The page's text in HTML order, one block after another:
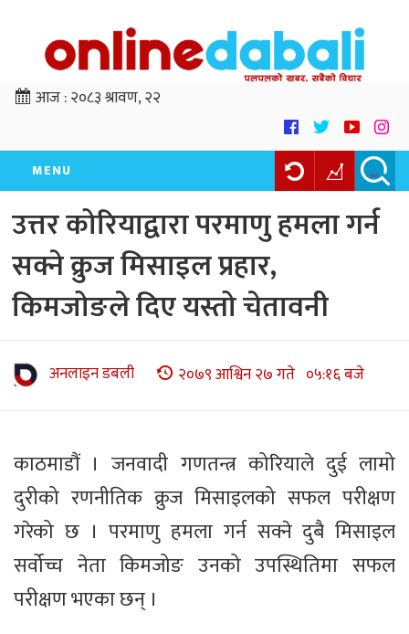
आज :२०८३ श्रावण, २२
MENU
उत्तर कोरियाद्वारा परमाणु हमला गर्न
सक्ने क्रुज मिसाइल प्रहार,
किमजोङले दिए यस्तो चेतावनी
अनलाइन डबली २०७९ आश्विन २७ गते ०५:१६ बजे
काठमाडौं । जनवादी गणतन्त्र कोरियाले दुई लामो
दुरीको रणनीतिक क्रुज मिसाइलको सफल परीक्षण
गरेको छ । परमाणु हमला गर्न सक्ने दुबै मिसाइल
सर्वोच्च नेता किमजोङ उनको उपस्थितिमा सफल
परीक्षण भएका छन् ।